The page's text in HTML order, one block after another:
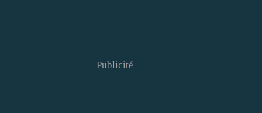
Publicité